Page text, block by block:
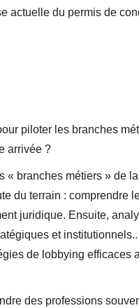
actuelle du permis de
piloter les branches
arrivée ?
branches métiers » de
du terrain : comprendre
juridique. Ensuite,
et
de lobbying
des professions